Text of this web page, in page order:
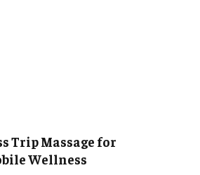
Trip Massage for
Wellness